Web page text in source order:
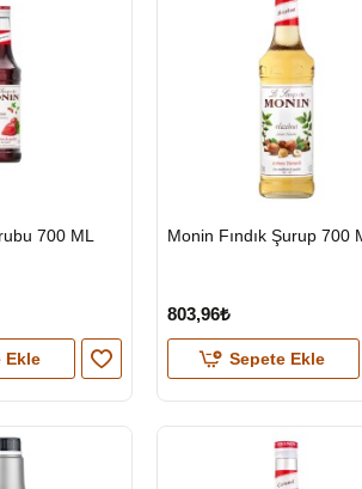
700 ML
Ekle
GÖNDERİ
Monin Fındık Şurup 700
803,96₺
Sepete Ekle